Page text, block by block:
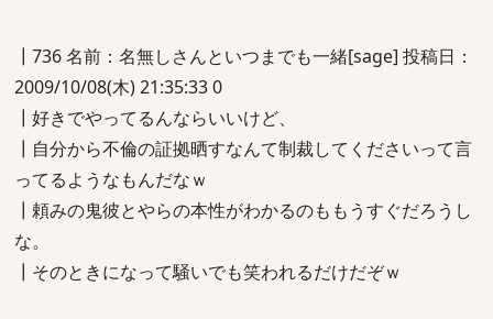
┃736 名前：名無しさんといつまでも一緒[sage] 投稿日：
2009/10/08(木) 21:35:33 0
┃好きでやってるんならいいけど、
┃自分から不倫の証拠晒すなんて制裁してくださいって言
ってるようなもんだなｗ
┃頼みの鬼彼とやらの本性がわかるのももうすぐだろうし
な。
┃そのときになって騒いでも笑われるだけだぞｗ